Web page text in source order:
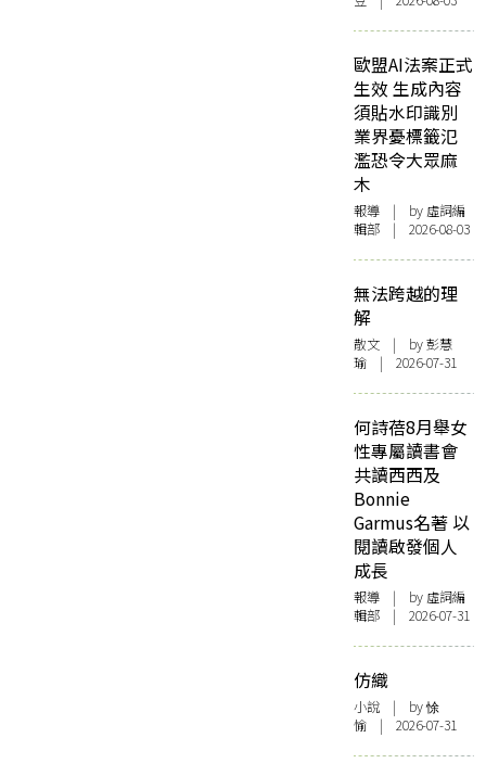
歐盟AI法案正式
生效 生成內容
須貼水印識別
業界憂標籤氾
濫恐令大眾麻
木
報導 | by 虛詞編
輯部 | 2026-08-03
無法跨越的理
解
散文 | by 彭慧
瑜 | 2026-07-31
何詩蓓8月舉女
性專屬讀書會
共讀西西及
Bonnie
Garmus名著 以
閱讀啟發個人
成長
報導 | by 虛詞編
輯部 | 2026-07-31
仿織
小說 | by 悇
愉 | 2026-07-31